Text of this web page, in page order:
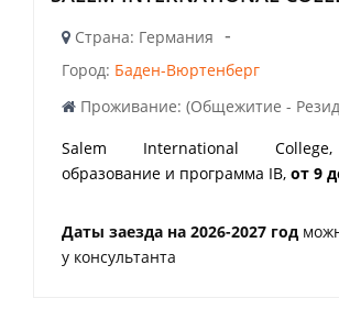
Страна: Германия -
Город: Баден-Вюртенберг
Проживание: (Общежитие -
Salem International
образование и программа IB, от 9
Даты заезда на 2026-2027 год
у консультанта